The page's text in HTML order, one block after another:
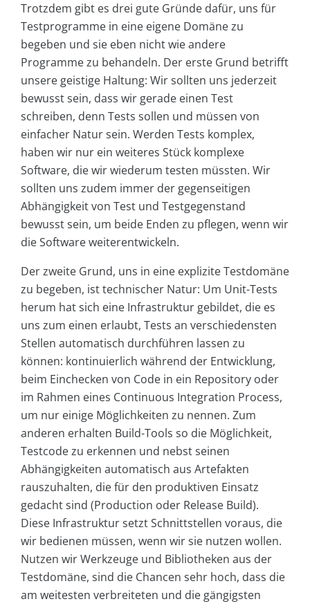
Trotzdem gibt es drei gute Gründe dafür, uns für
Testprogramme in eine eigene Domäne zu
begeben und sie eben nicht wie andere
Programme zu behandeln. Der erste Grund betrifft
unsere geistige Haltung: Wir sollten uns jederzeit
bewusst sein, dass wir gerade einen Test
schreiben, denn Tests sollen und müssen von
einfacher Natur sein. Werden Tests komplex,
haben wir nur ein weiteres Stück komplexe
Software, die wir wiederum testen müssten. Wir
sollten uns zudem immer der gegenseitigen
Abhängigkeit von Test und Testgegenstand
bewusst sein, um beide Enden zu pflegen, wenn wir
die Software weiterentwickeln.
Der zweite Grund, uns in eine explizite Testdomäne
zu begeben, ist technischer Natur: Um Unit-Tests
herum hat sich eine Infrastruktur gebildet, die es
uns zum einen erlaubt, Tests an verschiedensten
Stellen automatisch durchführen lassen zu
können: kontinuierlich während der Entwicklung,
beim Einchecken von Code in ein Repository oder
im Rahmen eines Continuous Integration Process,
um nur einige Möglichkeiten zu nennen. Zum
anderen erhalten Build-Tools so die Möglichkeit,
Testcode zu erkennen und nebst seinen
Abhängigkeiten automatisch aus Artefakten
rauszuhalten, die für den produktiven Einsatz
gedacht sind (Production oder Release Build).
Diese Infrastruktur setzt Schnittstellen voraus, die
wir bedienen müssen, wenn wir sie nutzen wollen.
Nutzen wir Werkzeuge und Bibliotheken aus der
Testdomäne, sind die Chancen sehr hoch, dass die
am weitesten verbreiteten und die gängigsten